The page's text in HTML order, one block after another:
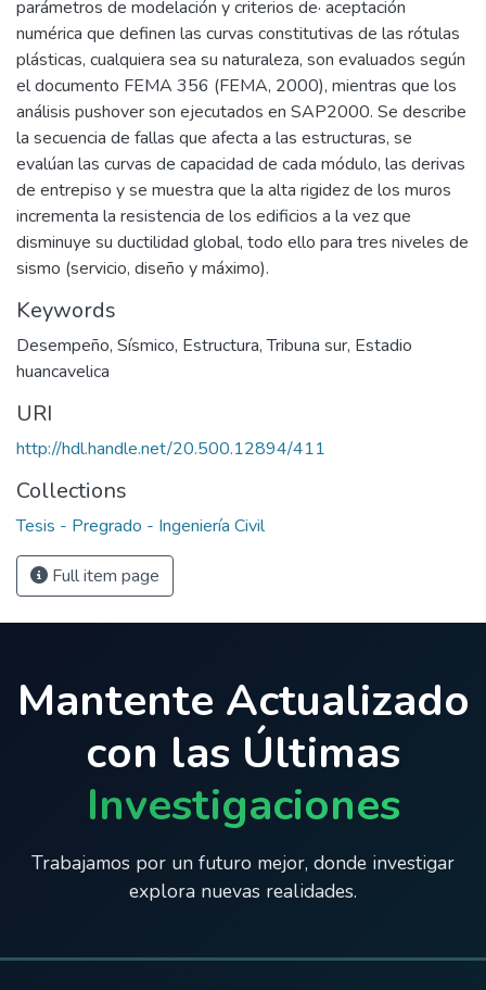
parámetros de modelación y criterios de· aceptación
numérica que definen las curvas constitutivas de las rótulas
plásticas, cualquiera sea su naturaleza, son evaluados según
el documento FEMA 356 (FEMA, 2000), mientras que los
análisis pushover son ejecutados en SAP2000. Se describe
la secuencia de fallas que afecta a las estructuras, se
evalúan las curvas de capacidad de cada módulo, las derivas
de entrepiso y se muestra que la alta rigidez de los muros
incrementa la resistencia de los edificios a la vez que
disminuye su ductilidad global, todo ello para tres niveles de
sismo (servicio, diseño y máximo).
Keywords
Desempeño, Sísmico, Estructura,Tribuna sur, Estadio
huancavelica
URI
http://hdl.handle.net/20.500.12894/411
Collections
Tesis - Pregrado - Ingeniería Civil
Full item page
Mantente Actualizado
con las Últimas
Investigaciones
Trabajamos por un futuro mejor, donde investigar
explora nuevas realidades.